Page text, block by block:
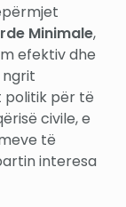
Minimale,
efektiv dhe
ngrit
politik për të
civile, e
të
interesa